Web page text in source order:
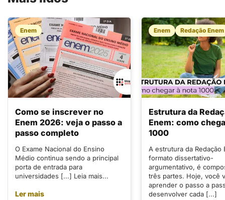
Enem
Como se inscrever no
Enem 2026: veja o passo a
passo completo
O Exame Nacional do Ensino
Médio continua sendo a principal
porta de entrada para
universidades [...] Leia mais...
Ler mais
Enem Redação Enem
Estrutura da
Enem: como
1000
A estrutura da Redação
formato dissertativo-
argumentativo, é
três partes. Hoje, você
aprender o passo a
desenvolver cada [...]